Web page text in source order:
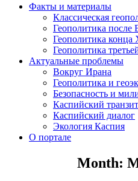
Факты и материалы
Классическая
Геополитика
Геополитика
Геополитика
Актуальные проблемы
Вокруг Ирана
Геополитика и
Безопасность и
Каспийский транзит
Каспийский диалог
Экология Каспия
О портале
Month: